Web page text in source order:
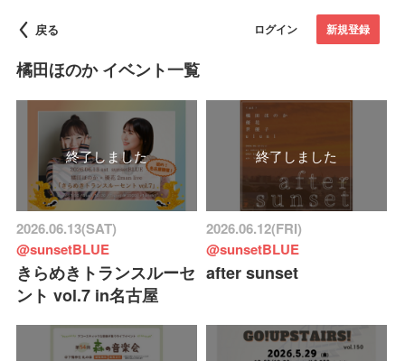
戻る ログイン 新規登録
橘田ほのか イベント一覧
終了しました
2026.06.13(SAT)
@sunsetBLUE
きらめきトランスルーセ
ント vol.7 in名古屋
終了しました
2026.06.12(FRI)
@sunsetBLUE
after sunset